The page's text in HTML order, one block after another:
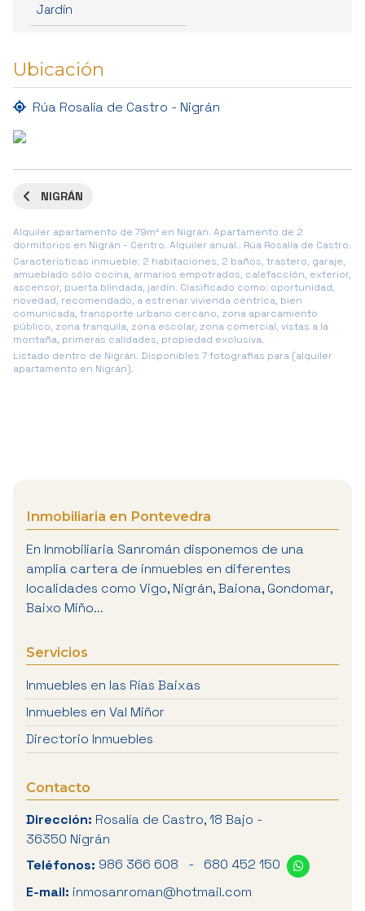
Jardín
Ubicación
Rúa Rosalía de Castro - Nigrán
NIGRÁN
Alquiler apartamento de 79m² en Nigrán. Apartamento de 2
dormitorios en Nigrán - Centro. Alquiler anual.. Rúa Rosalía de Castro.
Características inmueble: 2 habitaciones, 2 baños, trastero, garaje,
amueblado sólo cocina, armarios empotrados, calefacción, exterior,
ascensor, puerta blindada, jardín. Clasificado como: oportunidad,
novedad, recomendado, a estrenar vivienda céntrica, bien
comunicada, transporte urbano cercano, zona aparcamiento
público, zona tranquila, zona escolar, zona comercial, vistas a la
montaña, primeras calidades, propiedad exclusiva.
Listado dentro de Nigrán. Disponibles 7 fotografias para (alquiler
apartamento en Nigrán).
Inmobiliaria en Pontevedra
En Inmobiliaria Sanromán disponemos de una
amplia cartera de inmuebles en diferentes
localidades como Vigo, Nigrán, Baiona, Gondomar,
Baixo Miño...
Servicios
Inmuebles en las Rías Baixas
Inmuebles en Val Miñor
Directorio Inmuebles
Contacto
Dirección: Rosalía de Castro, 18 Bajo -
36350 Nigrán
Teléfonos: 986 366 608 -
680 452 150
E-mail: inmosanroman@hotmail.com